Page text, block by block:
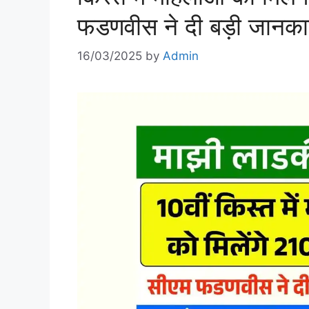
फडणवीस ने दी बड़ी
16/03/2025 by Admin